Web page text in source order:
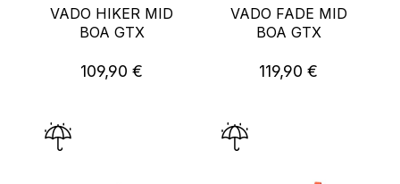
VADO HIKER MID
BOA GTX
Regulärer Preis:
109,90 €
VADO FADE MID
BOA GTX
Regulärer Preis:
119,90 €